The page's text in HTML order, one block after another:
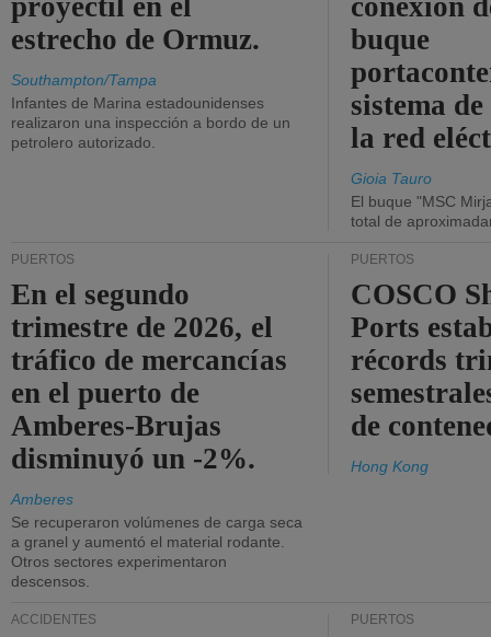
proyectil en el
estrecho de Ormuz.
Southampton/Tampa
Infantes de Marina estadounidenses
realizaron una inspección a bordo de un
petrolero autorizado.
conexión
buque
sistema
la red
Gioia Tauro
El buque "MSC
total de
PUERTOS
En el segundo
trimestre de 2026, el
tráfico de mercancías
en el puerto de
Amberes-Brujas
disminuyó un -2%.
Amberes
Se recuperaron volúmenes de carga seca
a granel y aumentó el material rodante.
Otros sectores experimentaron
descensos.
PUERTOS
COSCO
Ports
récords
de
Hong Kong
ACCIDENTES PUERTOS